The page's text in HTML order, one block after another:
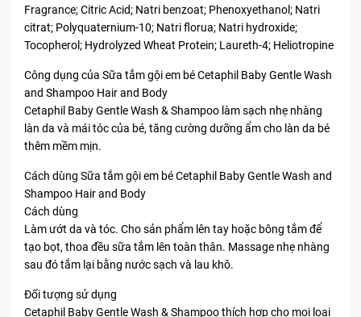
Fragrance; Citric Acid; Natri benzoat; Phenoxyethanol; Natri
citrat; Polyquaternium-10; Natri florua; Natri hydroxide;
Tocopherol; Hydrolyzed Wheat Protein; Laureth-4; Heliotropine
Công dụng của Sữa tắm gội em bé Cetaphil Baby Gentle Wash
and Shampoo Hair and Body
Cetaphil Baby Gentle Wash & Shampoo làm sạch nhẹ nhàng
làn da và mái tóc của bé, tăng cường dưỡng ẩm cho làn da bé
thêm mềm mịn.
Cách dùng Sữa tắm gội em bé Cetaphil Baby Gentle Wash and
Shampoo Hair and Body
Cách dùng
Làm ướt da và tóc. Cho sản phẩm lên tay hoặc bông tắm để
tạo bọt, thoa đều sữa tắm lên toàn thân. Massage nhẹ nhàng
sau đó tắm lại bằng nước sạch và lau khô.
Đối tượng sử dụng
Cetaphil Baby Gentle Wash & Shampoo thích hợp cho mọi loại